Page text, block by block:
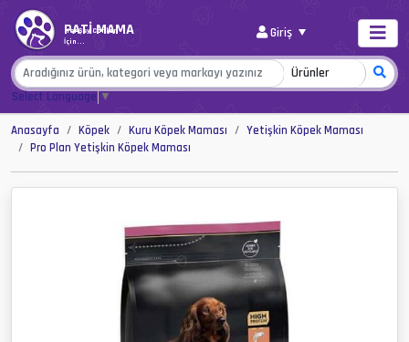
PATİ MAMA
Her Şey Canlar
İçin...
Giriş
Select Language▼
Anasayfa Köpek Kuru Köpek Maması
Yetişkin Köpek Maması
Pro Plan Yetişkin Köpek Maması